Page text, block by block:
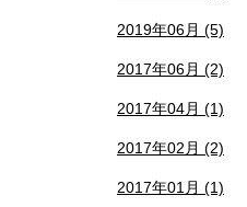
2019年06月 (5)
2017年06月 (2)
2017年04月 (1)
2017年02月 (2)
2017年01月 (1)